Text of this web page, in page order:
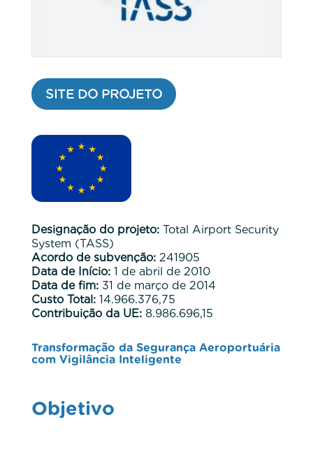
SITE DO PROJETO
Designação do projeto:Total Airport Security
System (TASS)
Acordo de subvenção:241905
Data de Início:1 de abril de 2010
Data de fim:31 de março de 2014
Custo Total:14.966.376,75
Contribuição da UE:8.986.696,15
Transformação da Segurança Aeroportuária
com Vigilância Inteligente
Objetivo